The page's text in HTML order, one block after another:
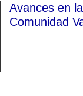
Avances en
Comunidad